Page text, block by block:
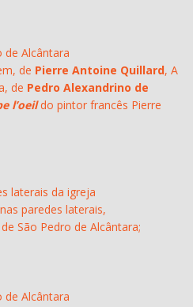
de Alcântara
de Pierre Antoine Quillard, A
de Pedro Alexandrino de
l’oeildo pintor francês Pierre
laterais da igreja
paredes laterais,
São Pedro de Alcântara;
de Alcântara